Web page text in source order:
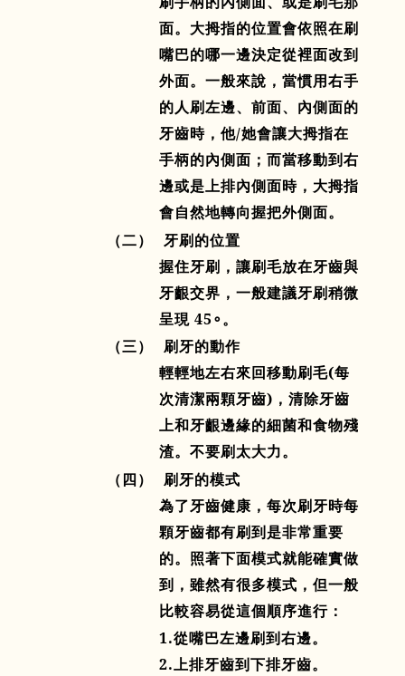
面。大拇指的位置會依照在刷
嘴巴的哪一邊決定從裡面改到
外面。一般來說，當慣用右手
的人刷左邊、前面、內側面的
牙齒時，他/她會讓大拇指在
手柄的內側面；而當移動到右
邊或是上排內側面時，大拇指
會自然地轉向握把外側面。
（二）
牙刷的位置
握住牙刷，讓刷毛放在牙齒與
牙齦交界，一般建議牙刷稍微
呈現 45∘。
（三）
刷牙的動作
輕輕地左右來回移動刷毛(每
次清潔兩顆牙齒) ，清除牙齒
上和牙齦邊緣的細菌和食物殘
渣。不要刷太大力。
（四）
刷牙的模式
為了牙齒健康，每次刷牙時每
顆牙齒都有刷到是非常重要
的。照著下面模式就能確實做
到，雖然有很多模式，但一般
比較容易從這個順序進行：
1.從嘴巴左邊刷到右邊。
2.上排牙齒到下排牙齒。